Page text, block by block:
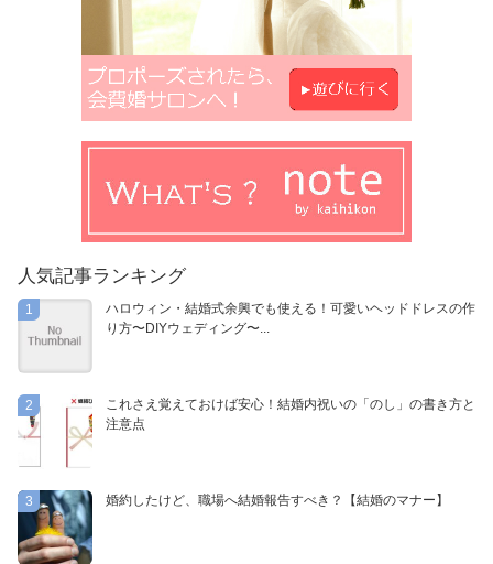
人気記事ランキング
1
ハロウィン・結婚式余興でも使える！可愛いヘッドドレスの作
り方〜DIYウェディング〜...
2
これさえ覚えておけば安心！結婚内祝いの「のし」の書き方と
注意点
3 婚約したけど、職場へ結婚報告すべき？【結婚のマナー】